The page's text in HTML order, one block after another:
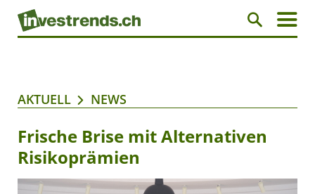
AKTUELL NEWS
Frische Brise mit Alternativen
Risikoprämien